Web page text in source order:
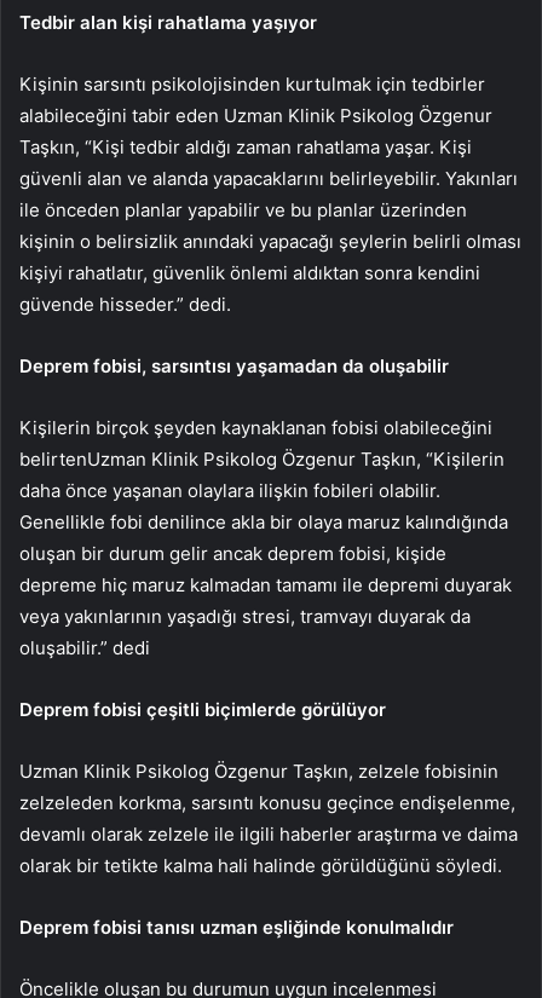
Tedbir alan kişi rahatlama yaşıyor
Kişinin sarsıntı psikolojisinden kurtulmak için tedbirler
alabileceğini tabir eden Uzman Klinik Psikolog Özgenur
Taşkın, “Kişi tedbir aldığı zaman rahatlama yaşar. Kişi
güvenli alan ve alanda yapacaklarını belirleyebilir. Yakınları
ile önceden planlar yapabilir ve bu planlar üzerinden
kişinin o belirsizlik anındaki yapacağı şeylerin belirli olması
kişiyi rahatlatır, güvenlik önlemi aldıktan sonra kendini
güvende hisseder.” dedi.
Deprem fobisi, sarsıntısı yaşamadan da oluşabilir
Kişilerin birçok şeyden kaynaklanan fobisi olabileceğini
belirtenUzman Klinik Psikolog Özgenur Taşkın, “Kişilerin
daha önce yaşanan olaylara ilişkin fobileri olabilir.
Genellikle fobi denilince akla bir olaya maruz kalındığında
oluşan bir durum gelir ancak deprem fobisi, kişide
depreme hiç maruz kalmadan tamamı ile depremi duyarak
veya yakınlarının yaşadığı stresi, tramvayı duyarak da
oluşabilir.” dedi
Deprem fobisi çeşitli biçimlerde görülüyor
Uzman Klinik Psikolog Özgenur Taşkın, zelzele fobisinin
zelzeleden korkma, sarsıntı konusu geçince endişelenme,
devamlı olarak zelzele ile ilgili haberler araştırma ve daima
olarak bir tetikte kalma hali halinde görüldüğünü söyledi.
Deprem fobisi tanısı uzman eşliğinde konulmalıdır
Öncelikle oluşan bu durumun uygun incelenmesi